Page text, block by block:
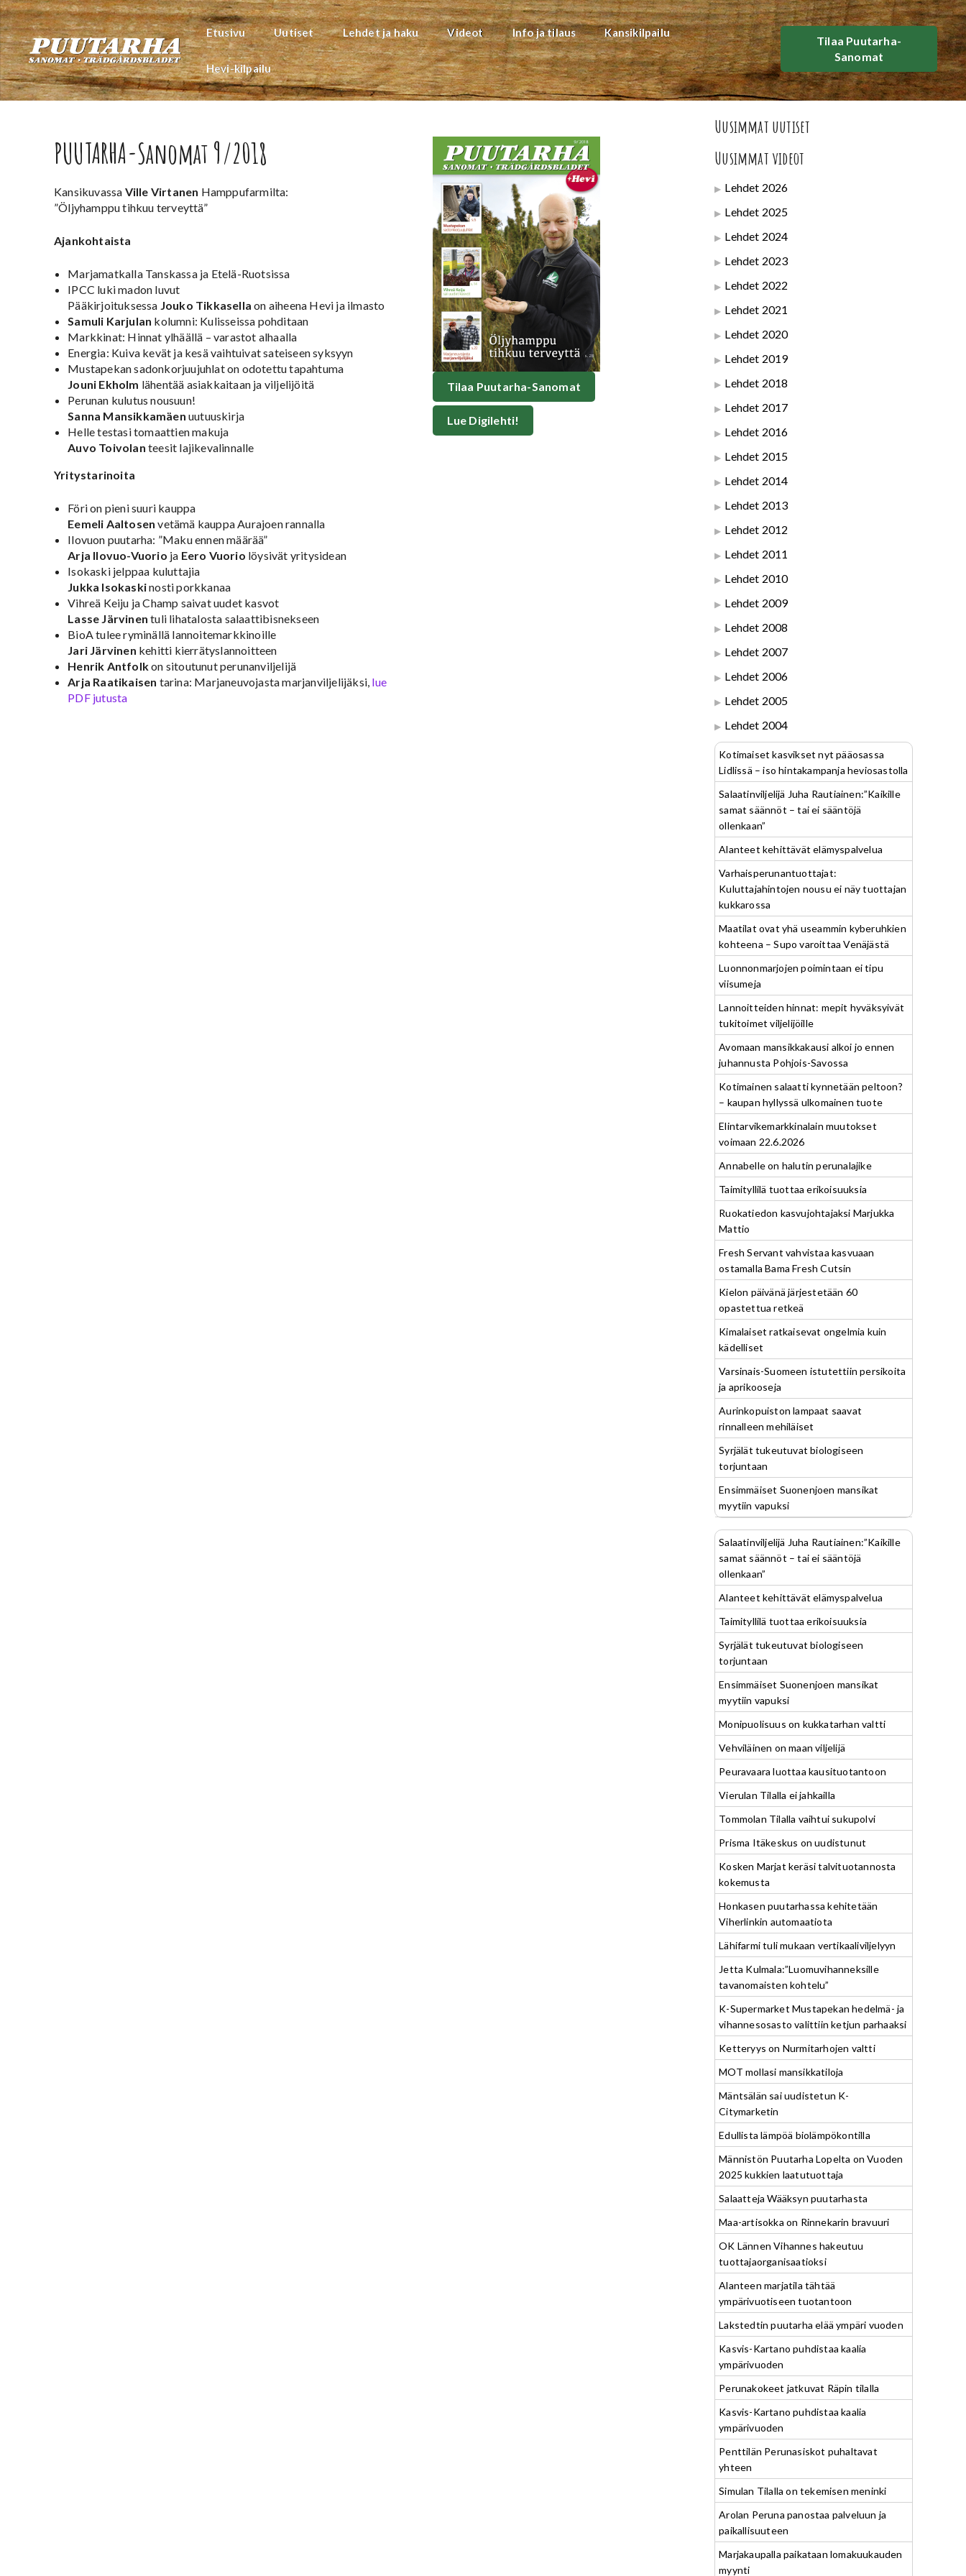
Siirry
sisältöön
Etusivu Uutiset Lehdet ja haku Videot Info ja tilaus Kansikilpailu
Hevi-kilpailu
Tilaa Puutarha-
Sanomat
PUUTARHA-Sanomat 9/2018
Kansikuvassa Ville Virtanen Hamppufarmilta:
”Öljyhamppu tihkuu terveyttä”
Ajankohtaista
Marjamatkalla Tanskassa ja Etelä-Ruotsissa
IPCC luki madon luvut
Pääkirjoituksessa Jouko Tikkasella on aiheena Hevi ja ilmasto
Samuli Karjulan kolumni: Kulisseissa pohditaan
Markkinat: Hinnat ylhäällä – varastot alhaalla
Energia: Kuiva kevät ja kesä vaihtuivat sateiseen syksyyn
Mustapekan sadonkorjuujuhlat on odotettu tapahtuma
Jouni Ekholm lähentää asiakkaitaan ja viljelijöitä
Perunan kulutus nousuun!
Sanna Mansikkamäen uutuuskirja
Helle testasi tomaattien makuja
Auvo Toivolan teesit lajikevalinnalle
Yritystarinoita
Föri on pieni suuri kauppa
Eemeli Aaltosen vetämä kauppa Aurajoen rannalla
Ilovuon puutarha: ”Maku ennen määrää”
Arja Ilovuo-Vuorio ja Eero Vuorio löysivät yritysidean
Isokaski jelppaa kuluttajia
Jukka Isokaskinosti porkkanaa
Vihreä Keiju ja Champ saivat uudet kasvot
Lasse Järvinen tuli lihatalosta salaattibisnekseen
BioA tulee ryminällä lannoitemarkkinoille
Jari Järvinen kehitti kierrätyslannoitteen
Henrik Antfolkon sitoutunut perunanviljelijä
Arja Raatikaisen tarina: Marjaneuvojasta marjanviljelijäksi, lue
PDF jutusta
Tilaa Puutarha-Sanomat
Lue Digilehti!
Uusimmat uutiset
Uusimmat videot
Lehdet 2026
Lehdet 2025
Lehdet 2024
Lehdet 2023
Lehdet 2022
Lehdet 2021
Lehdet 2020
Lehdet 2019
Lehdet 2018
Lehdet 2017
Lehdet 2016
Lehdet 2015
Lehdet 2014
Lehdet 2013
Lehdet 2012
Lehdet 2011
Lehdet 2010
Lehdet 2009
Lehdet 2008
Lehdet 2007
Lehdet 2006
Lehdet 2005
Lehdet 2004
Kotimaiset kasvikset nyt pääosassa
Lidlissä – iso hintakampanja heviosastolla
Salaatinviljelijä Juha Rautiainen:”Kaikille
samat säännöt – tai ei sääntöjä
ollenkaan”
Alanteet kehittävät elämyspalvelua
Varhaisperunantuottajat:
Kuluttajahintojen nousu ei näy tuottajan
kukkarossa
Maatilat ovat yhä useammin kyberuhkien
kohteena – Supo varoittaa Venäjästä
Luonnonmarjojen poimintaan ei tipu
viisumeja
Lannoitteiden hinnat: mepit hyväksyivät
tukitoimet viljelijöille
Avomaan mansikkakausi alkoi jo ennen
juhannusta Pohjois-Savossa
Kotimainen salaatti kynnetään peltoon?
– kaupan hyllyssä ulkomainen tuote
Elintarvikemarkkinalain muutokset
voimaan 22.6.2026
Annabelle on halutin perunalajike
Taimityllilä tuottaa erikoisuuksia
Ruokatiedon kasvujohtajaksi Marjukka
Mattio
Fresh Servant vahvistaa kasvuaan
ostamalla Bama Fresh Cutsin
Kielon päivänä järjestetään 60
opastettua retkeä
Kimalaiset ratkaisevat ongelmia kuin
kädelliset
Varsinais-Suomeen istutettiin persikoita
ja aprikooseja
Aurinkopuiston lampaat saavat
rinnalleen mehiläiset
Syrjälät tukeutuvat biologiseen
torjuntaan
Ensimmäiset Suonenjoen mansikat
myytiin vapuksi
Salaatinviljelijä Juha Rautiainen:”Kaikille
samat säännöt – tai ei sääntöjä
ollenkaan”
Alanteet kehittävät elämyspalvelua
Taimityllilä tuottaa erikoisuuksia
Syrjälät tukeutuvat biologiseen
torjuntaan
Ensimmäiset Suonenjoen mansikat
myytiin vapuksi
Monipuolisuus on kukkatarhan valtti
Vehviläinen on maan viljelijä
Peuravaara luottaa kausituotantoon
Vierulan Tilalla ei jahkailla
Tommolan Tilalla vaihtui sukupolvi
Prisma Itäkeskus on uudistunut
Kosken Marjat keräsi talvituotannosta
kokemusta
Honkasen puutarhassa kehitetään
Viherlinkin automaatiota
Lähifarmi tuli mukaan vertikaaliviljelyyn
Jetta Kulmala:”Luomuvihanneksille
tavanomaisten kohtelu”
K-Supermarket Mustapekan hedelmä- ja
vihannesosasto valittiin ketjun parhaaksi
Ketteryys on Nurmitarhojen valtti
MOT mollasi mansikkatiloja
Mäntsälän sai uudistetun K-
Citymarketin
Edullista lämpöä biolämpökontilla
Männistön Puutarha Lopelta on Vuoden
2025 kukkien laatutuottaja
Salaatteja Wääksyn puutarhasta
Maa-artisokka on Rinnekarin bravuuri
OK Lännen Vihannes hakeutuu
tuottajaorganisaatioksi
Alanteen marjatila tähtää
ympärivuotiseen tuotantoon
Lakstedtin puutarha elää ympäri vuoden
Kasvis-Kartano puhdistaa kaalia
ympärivuoden
Perunakokeet jatkuvat Räpin tilalla
Kasvis-Kartano puhdistaa kaalia
ympärivuoden
Penttilän Perunasiskot puhaltavat
yhteen
Simulan Tilalla on tekemisen meninki
Arolan Peruna panostaa palveluun ja
paikallisuuteen
Marjakaupalla paikataan lomakuukauden
myynti